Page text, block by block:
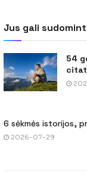
Jus gali
54
6 sėkmės istorijos,
2026-07-29